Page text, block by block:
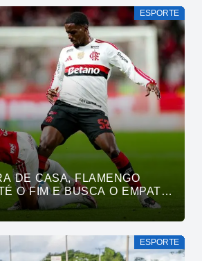
ESPORTE
DE CASA, FLAMENGO
O FIM E BUSCA O EMPATE
ESPORTE